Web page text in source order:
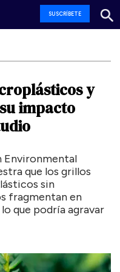
SUSCRÍBETE
y
suimpacto
Environmental
que los grillos
sin
fragmentan en
que podría agravar